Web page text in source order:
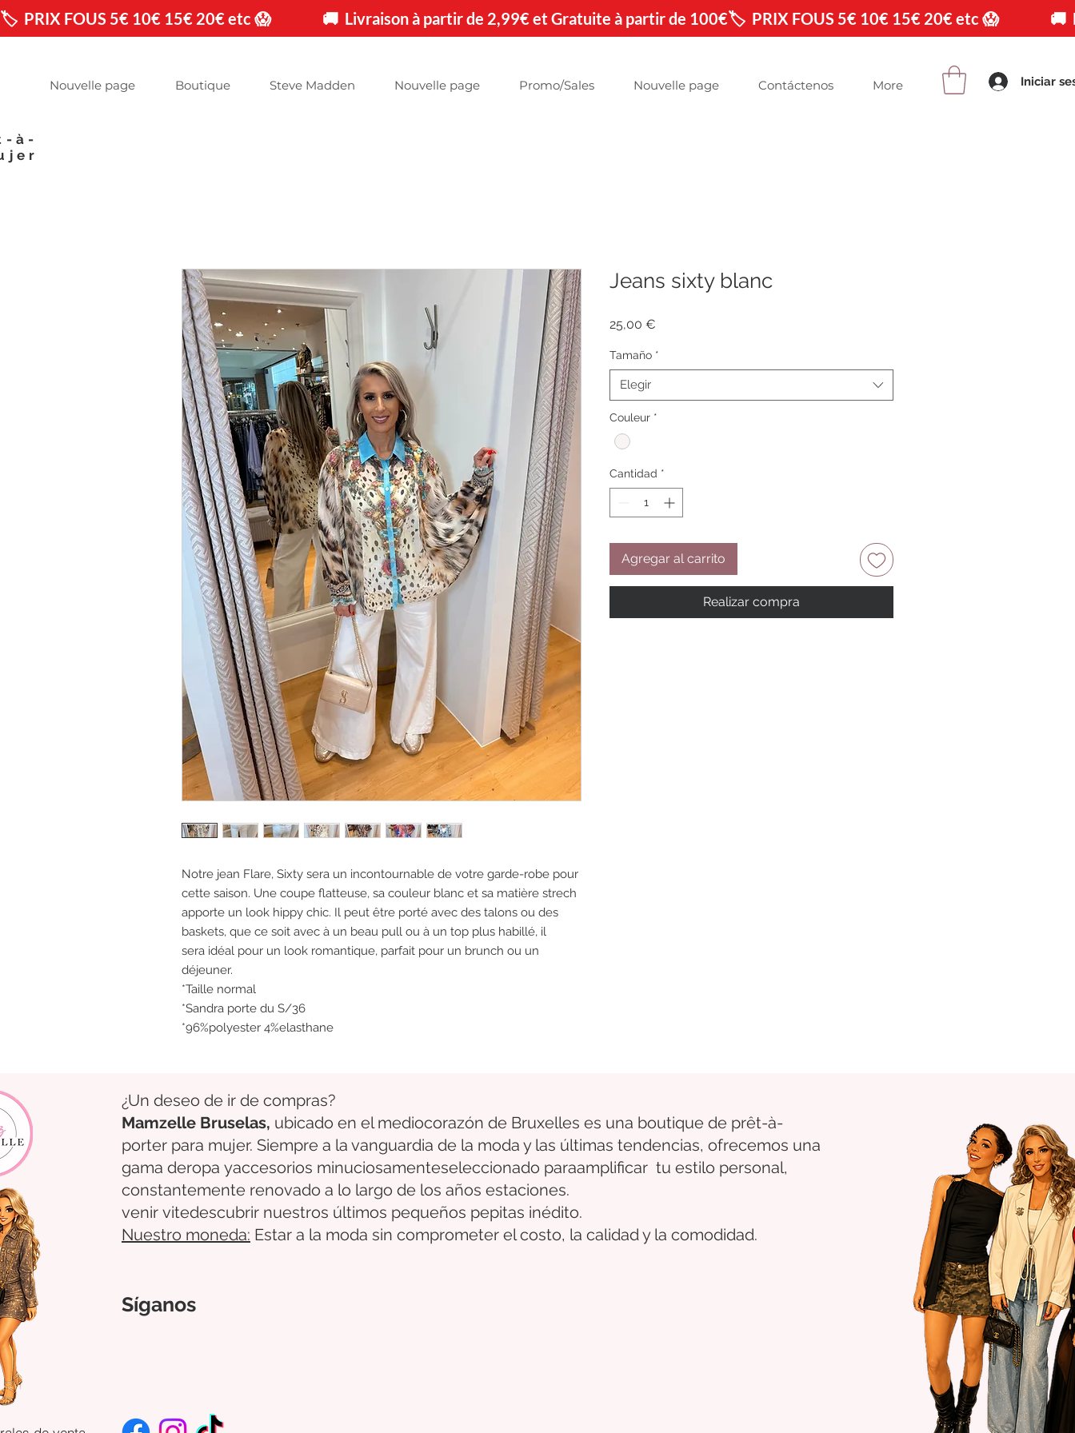
🏷️  PRIX FOUS 5€ 10€ 15€ 20€ etc 😱                🚚  Livraison à partir de 2,99€ et Gratuite à partir de 100€
Nouvelle page Boutique Steve Madden Nouvelle page Promo/Sales Nouvelle page Contáctenos More Iniciar
à-
Notre jean Flare, Sixty sera un incontournable de votre garde-robe pour
cette saison. Une coupe flatteuse, sa couleur blanc et sa matière strech
apporte un look hippy chic. Il peut être porté avec des talons ou des
baskets, que ce soit avec à un beau pull ou à un top plus habillé, il
sera idéal pour un look romantique, parfait pour un brunch ou un
déjeuner.
*Taille normal
*Sandra porte du S/36
*96%polyester 4%elasthane
Jeans sixty blanc
25,00 €
Tamaño *
Elegir
Couleur *
Cantidad *
Agregar al carrito
Realizar compra
¿Un deseo de ir de compras?
Mamzelle Bruselas, ubicado en el mediocorazón de Bruxelles es una boutique de prêt-à-
porter para mujer. Siempre a la vanguardia de la moda y las últimas tendencias, ofrecemos una
gama deropa yaccesorios minuciosamenteseleccionado paraamplificar tu estilo personal,
constantemente renovado a lo largo de los años estaciones.
venir vitedescubrir nuestros últimos pequeños pepitas inédito.
Nuestro moneda: Estar a la moda sin comprometer el costo, la calidad y la comodidad.
Síganos